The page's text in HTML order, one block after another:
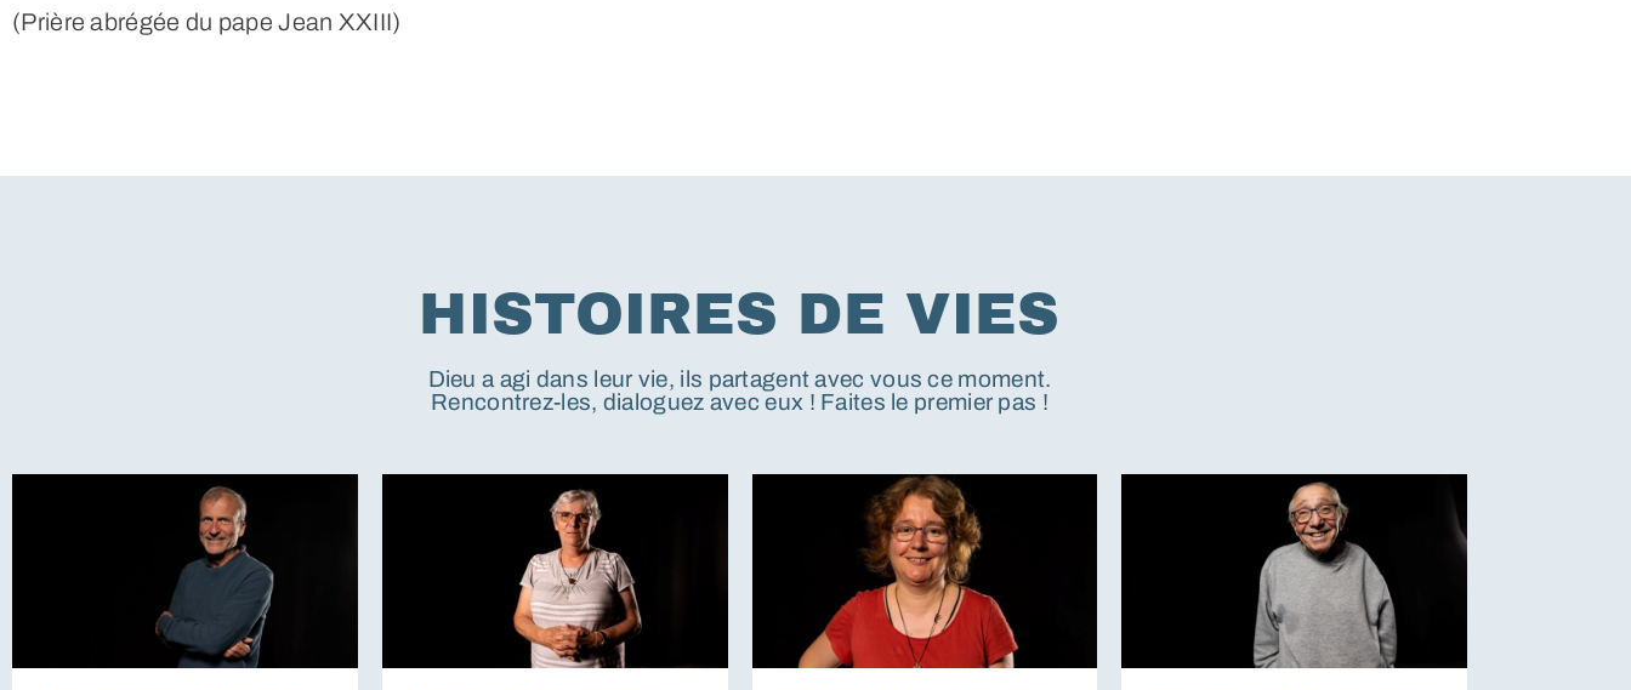
(Prière abrégée du pape Jean XXIII)
HISTOIRES DE VIES
Dieu a agi dans leur vie, ils partagent avec vous ce moment.
Rencontrez-les, dialoguez avec eux ! Faites le premier pas !